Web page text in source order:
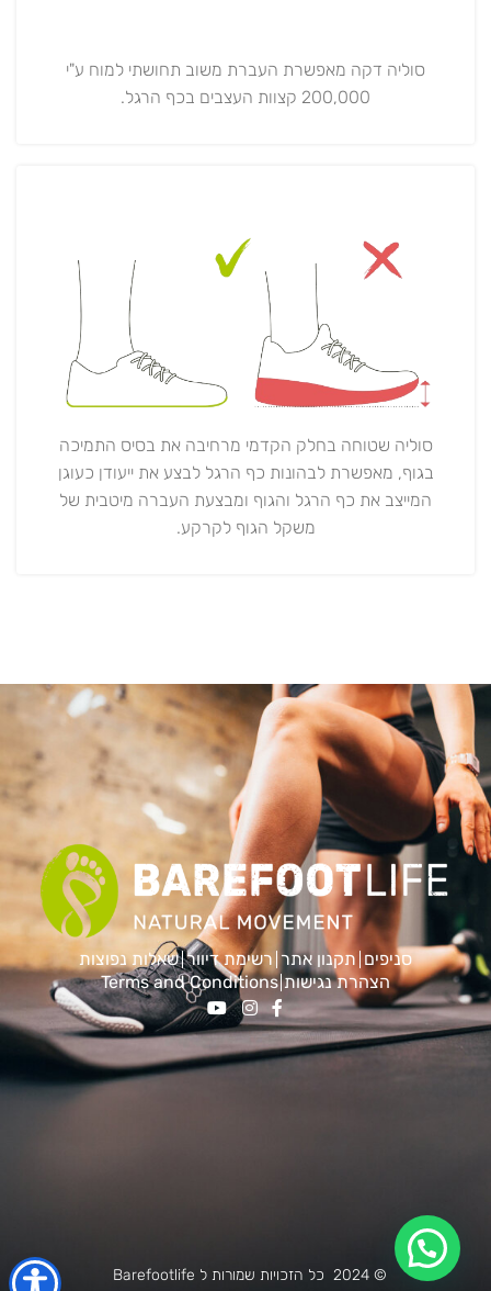
סוליה דקה מאפשרת העברת משוב תחושתי למוח ע"י
200,000 קצוות העצבים בכף הרגל.
סוליה שטוחה בחלק הקדמי מרחיבה את בסיס התמיכה
בגוף, מאפשרת לבהונות כף הרגל לבצע את ייעודן כעוגן
המייצב את כף הרגל והגוף ומבצעת העברה מיטבית של
משקל הגוף לקרקע.
סניפים תקנון אתר רשימת דיוור שאלות נפוצות
הצהרת נגישות Terms and Conditions
© 2024 כל הזכויות שמורות ל Barefootlife